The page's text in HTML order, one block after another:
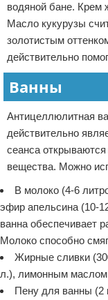
водяной бане. Крем
Масло кукурузы
золотистым
действительно
Ванны
Антицеллюлитная
действительно
сеанса
вещества. Можно
В молоко (4-6
эфир апельсина (10-
ванна обеспечивает
Молоко способно
Жирные сливки
л.), лимонным маслом
Пену для ванны (2